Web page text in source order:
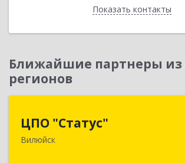
Показать контакты
Назад
Ближайшие партнеры из
регионов
ЦПО "Статус"
Вилюйск
677000, Саха /Якутия/ Респ, Якутск